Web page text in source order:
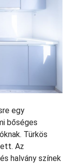
egy
bőséges
Türkös
Az
halvány színek